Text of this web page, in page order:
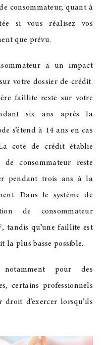
consommateur, quant à
si vous réalisez vos
que prévu.
a un impact
votre dossier de crédit.
faillite reste sur votre
six ans après la
s’étend à 14 ans en cas
cote de crédit établie
consommateur reste
pendant trois ans à la
Dans le système de
de consommateur
tandis qu’une faillite est
la plus basse possible.
pour des
certains professionnels
d’exercer lorsqu’ils